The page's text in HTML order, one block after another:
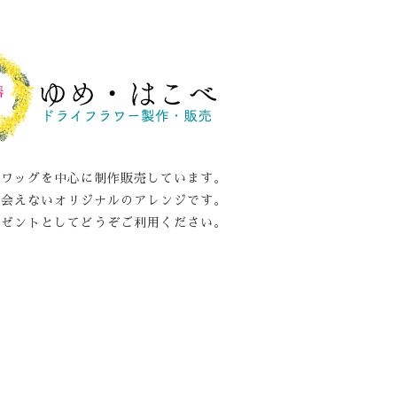
ッグを中心に制作販売しています。
えないオリジナルのアレンジです。
ントとしてどうぞご利用ください。